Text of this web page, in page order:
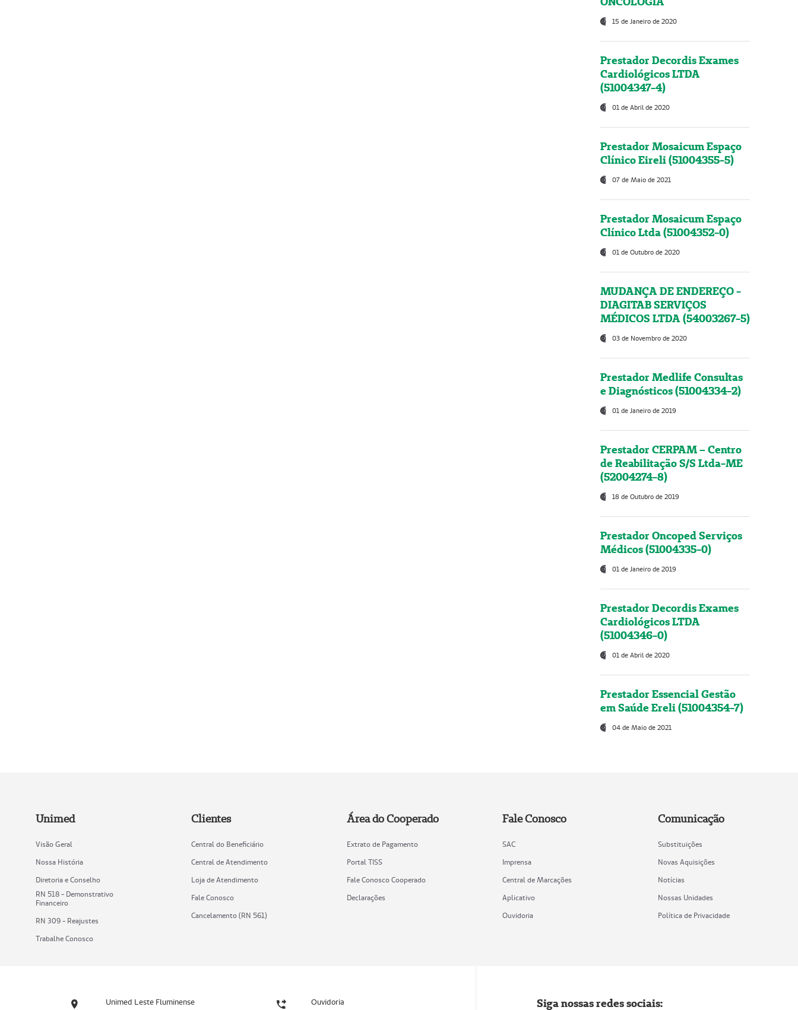
15 de Janeiro de 2020
Prestador Decordis Exames
Cardiológicos LTDA
(51004347-4)
01 de Abril de 2020
Prestador Mosaicum Espaço
Clínico Eireli (51004355-5)
07 de Maio de 2021
Prestador Mosaicum Espaço
Clínico Ltda (51004352-0)
01 de Outubro de 2020
MUDANÇA DE ENDEREÇO -
DIAGITAB SERVIÇOS
MÉDICOS LTDA (54003267-5)
03 de Novembro de 2020
Prestador Medlife Consultas
e Diagnósticos (51004334-2)
01 de Janeiro de 2019
Prestador CERPAM – Centro
de Reabilitação S/S Ltda-ME
(52004274-8)
18 de Outubro de 2019
Prestador Oncoped Serviços
Médicos (51004335-0)
01 de Janeiro de 2019
Prestador Decordis Exames
Cardiológicos LTDA
(51004346-0)
01 de Abril de 2020
Prestador Essencial Gestão
em Saúde Ereli (51004354-7)
04 de Maio de 2021
Unimed
Visão Geral
Nossa História
Diretoria e Conselho
RN 518 - Demonstrativo
Financeiro
RN 309 - Reajustes
Trabalhe Conosco
Clientes
Central do Beneficiário
Central de Atendimento
Loja de Atendimento
Fale Conosco
Cancelamento (RN 561)
Área do Cooperado
Extrato de Pagamento
Portal TISS
Fale Conosco Cooperado
Declarações
Fale Conosco
SAC
Imprensa
Central de Marcações
Aplicativo
Ouvidoria
Comunicação
Substituições
Novas Aquisições
Notícias
Nossas Unidades
Política de Privacidade
Unimed Leste Fluminense Ouvidoria Siga nossas redes sociais: